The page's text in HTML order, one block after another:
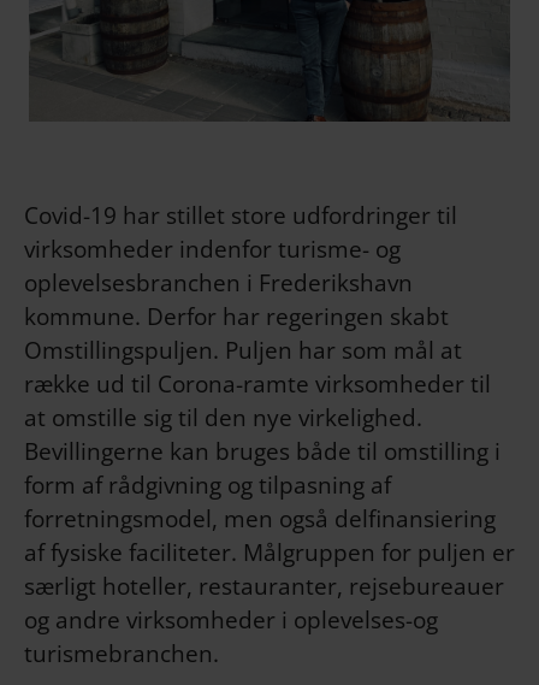
Covid-19 har stillet store udfordringer til
virksomheder indenfor turisme- og
oplevelsesbranchen i Frederikshavn
kommune. Derfor har regeringen skabt
Omstillingspuljen. Puljen har som mål at
række ud til Corona-ramte virksomheder til
at omstille sig til den nye virkelighed.
Bevillingerne kan bruges både til omstilling i
form af rådgivning og tilpasning af
forretningsmodel, men også delfinansiering
af fysiske faciliteter. Målgruppen for puljen er
særligt hoteller, restauranter, rejsebureauer
og andre virksomheder i oplevelses-og
turismebranchen.